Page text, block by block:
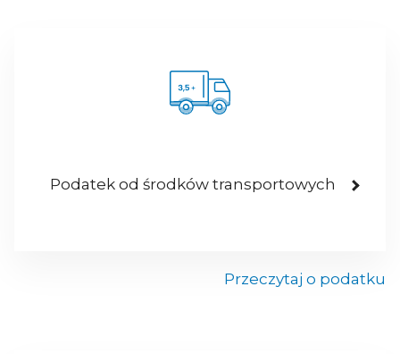
Podatek od środków transportowych
Przeczytaj o podatku